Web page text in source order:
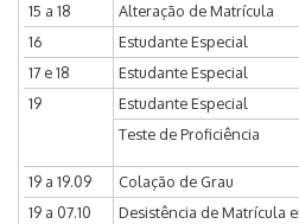
15 a 18 Alteração de Matrícula
16
Estudante Especial
17 e 18
Estudante Especial
19
Estudante Especial
Teste de Proficiência
19 a 19.09 Colação de Grau
19 a 07.10
Desistência de Matrícula